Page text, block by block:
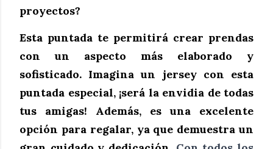
proyectos?
Esta puntada te permitirá crear prendas
con un aspecto más elaborado y
sofisticado. Imagina un jersey con esta
puntada especial, ¡será la envidia de todas
tus amigas! Además, es una excelente
opción para regalar, ya que demuestra un